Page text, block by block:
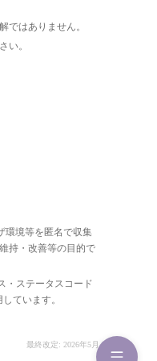
ではありません。
い。
環境等を匿名で収集
持・改善等の目的で
・ステータスコード
ています。
最終改定: 2026年5月